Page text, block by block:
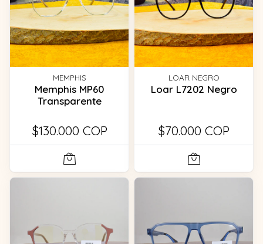
MEMPHIS
Memphis MP60
Transparente
$130.000 COP
LOAR NEGRO
Loar L7202 Negro
$70.000 COP